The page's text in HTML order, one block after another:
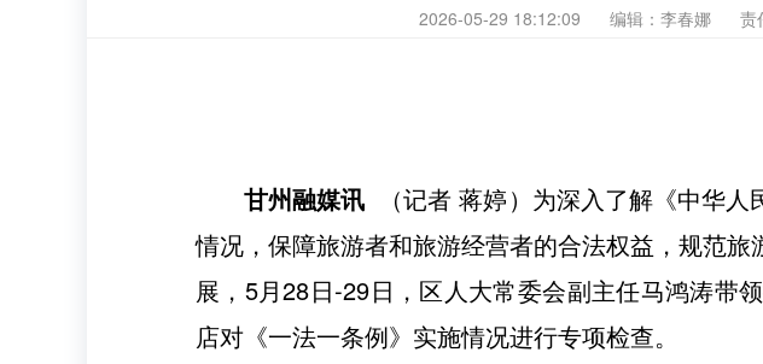
2026-05-29 18:12:09 编辑：李春娜 责
甘州融媒讯
（记者 蒋婷）为深入了解《中华
情况，保障旅游者和旅游经营者的合法权益，规范
展，5月28日-29日，区人大常委会副主任马鸿涛带
店对《一法一条例》实施情况进行专项检查。